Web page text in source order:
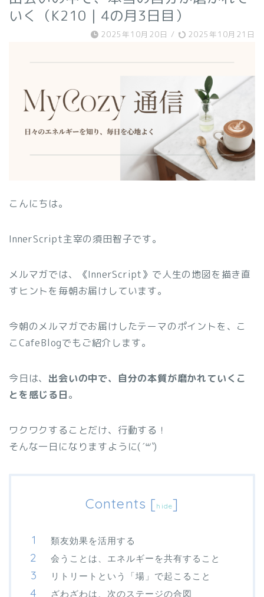
いく（K210｜4の月3日目）
2025年10月20日 / 2025年10月21日
こんにちは。
InnerScript主宰の須田智子です。
メルマガでは、《InnerScript》で人生の地図を描き直
すヒントを毎朝お届けしています。
今朝のメルマガでお届けしたテーマのポイントを、こ
こCafeBlogでもご紹介します。
今日は、 出会いの中で、自分の本質が磨かれていくこ
とを感じる日。
ワクワクすることだけ、行動する！
そんな一日になりますように(´꒳`)
Contents [ hide]
類友効果を活用する
会うことは、エネルギーを共有すること
リトリートという「場」で起こること
ざわざわは、次のステージの合図